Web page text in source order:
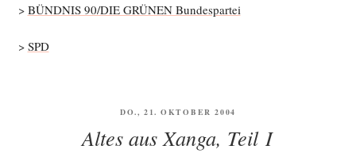
> BÜNDNIS 90/DIE GRÜNEN Bundespartei
> SPD
VERÖFFENTLICHT
DO., 21. OKTOBER 2004
Altes aus Xanga, Teil I